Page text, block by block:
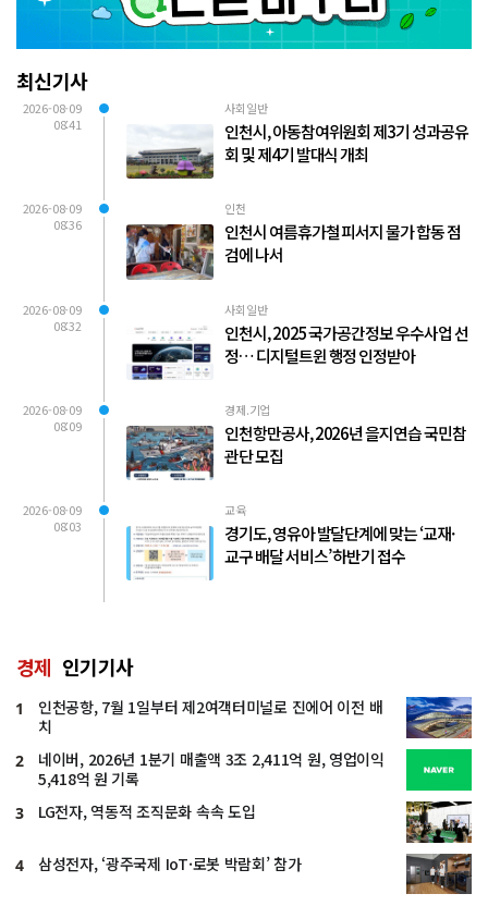
최신기사
2026-08-09
08:41
사회일반
인천시, 아동참여위원회 제3기 성과공유
회 및 제4기 발대식 개최
2026-08-09
08:36
인천
인천시 여름휴가철 피서지 물가 합동 점
검에 나서
2026-08-09
08:32
사회일반
인천시, 2025 국가공간정보 우수사업 선
정… 디지털트윈 행정 인정받아
2026-08-09
08:09
경제.기업
인천항만공사, 2026년 을지연습 국민참
관단 모집
2026-08-09
08:03
교육
경기도, 영유아 발달단계에 맞는 ‘교재·
교구 배달 서비스’ 하반기 접수
경제 인기기사
1
인천공항, 7월 1일부터 제2여객터미널로 진에어 이전 배
치
2
네이버, 2026년 1분기 매출액 3조 2,411억 원, 영업이익
5,418억 원 기록
3 LG전자, 역동적 조직문화 속속 도입
4 삼성전자, ‘광주국제 IoT·로봇 박람회’ 참가